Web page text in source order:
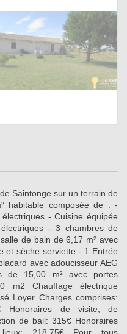
Saintonge sur un terrain de
habitable composée de : -
- Cuisine équipée
- 3 chambres de
de bain de 6,17 m² avec
et sèche serviette - 1 Entrée
avec adoucisseur AEG
de 15,00 m² avec portes
m2 Chauffage électrique
Loyer Charges comprises:
Honoraires de visite, de
de bail: 315€ Honoraires
218,75€ Pour tous